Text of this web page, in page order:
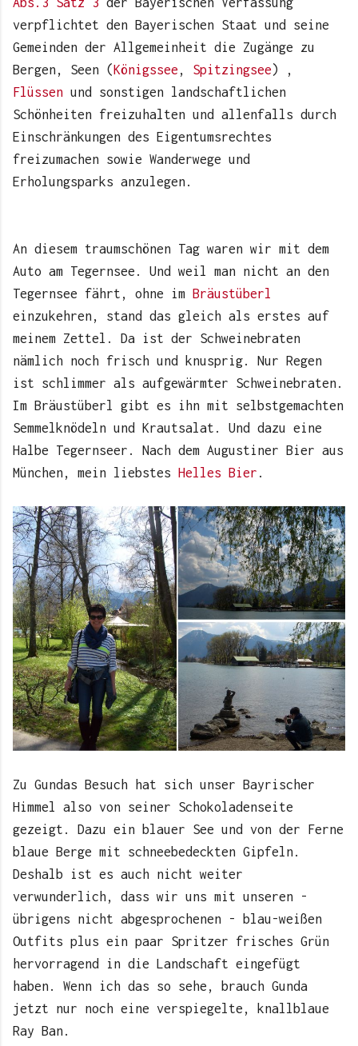
verpflichtet den Bayerischen Staat und seine
Gemeinden der Allgemeinheit die Zugänge zu
Bergen, Seen (Königssee , Spitzingsee) ,
Flüssen und sonstigen landschaftlichen
Schönheiten freizuhalten und allenfalls durch
Einschränkungen des Eigentumsrechtes
freizumachen sowie Wanderwege und
Erholungsparks anzulegen.
An diesem traumschönen Tag waren wir mit dem
Auto am Tegernsee. Und weil man nicht an den
Tegernsee fährt, ohne im Bräustüberl
einzukehren, stand das gleich als erstes auf
meinem Zettel. Da ist der Schweinebraten
nämlich noch frisch und knusprig. Nur Regen
ist schlimmer als aufgewärmter Schweinebraten.
Im Bräustüberl gibt es ihn mit selbstgemachten
Semmelknödeln und Krautsalat. Und dazu eine
Halbe Tegernseer. Nach dem Augustiner Bier aus
München, mein liebstes Helles Bier .
Zu Gundas Besuch hat sich unser Bayrischer
Himmel also von seiner Schokoladenseite
gezeigt. Dazu ein blauer See und von der Ferne
blaue Berge mit schneebedeckten Gipfeln.
Deshalb ist es auch nicht weiter
verwunderlich, dass wir uns mit unseren -
übrigens nicht abgesprochenen - blau-weißen
Outfits plus ein paar Spritzer frisches Grün
hervorragend in die Landschaft eingefügt
haben. Wenn ich das so sehe, brauch Gunda
jetzt nur noch eine verspiegelte, knallblaue
Ray Ban.